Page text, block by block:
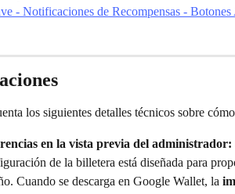
los siguientes detalles técnicos sobre
en la vista previa del administrador:
de la billetera está diseñada para
Cuando se descarga en Google Wallet, la